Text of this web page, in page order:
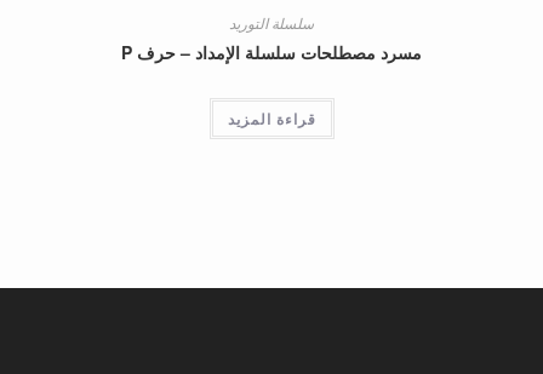
سلسلة التوريد
مسرد مصطلحات سلسلة الإمداد – حرف P
قراءة المزيد